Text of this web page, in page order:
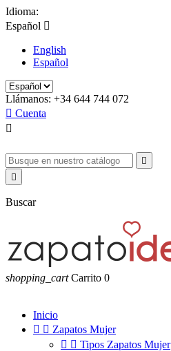
Idioma:
Español 
English
Español
Llámanos: +34 644 744 072
 Cuenta



Buscar
shopping_cart Carrito 0
Inicio
  Zapatos Mujer
  Tipos Zapatos Mujer